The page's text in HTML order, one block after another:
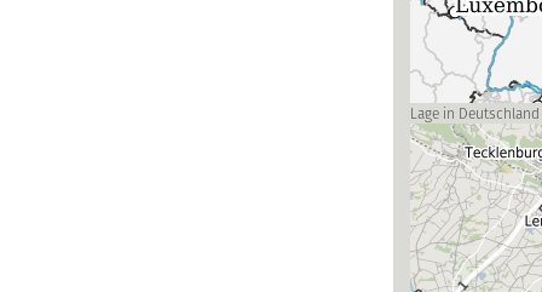
Lage in Deutschland